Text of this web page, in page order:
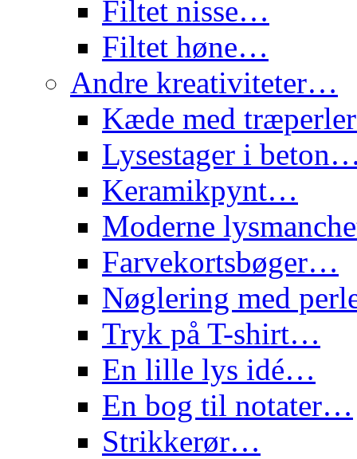
Filtet nisse…
Filtet høne…
Andre kreativiteter…
Kæde med
Lysestager i
Keramikpynt…
Moderne
Farvekortsbøger…
Nøglering med
Tryk på T-shirt…
En lille lys idé…
En bog til notater…
Strikkerør…